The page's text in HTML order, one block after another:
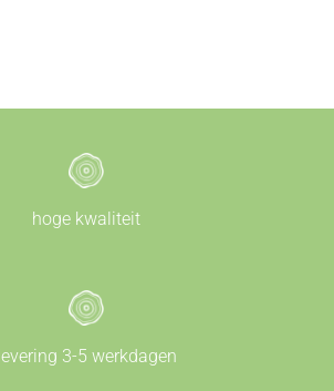
hoge kwaliteit
levering 3-5 werkdagen